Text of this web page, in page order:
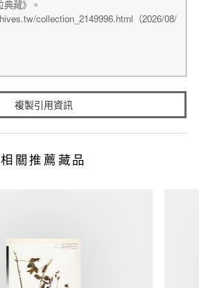
複製引用資訊
相關推薦藏品